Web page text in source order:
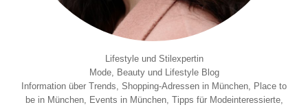
Lifestyle und Stilexpertin
Mode, Beauty und Lifestyle Blog
Information über Trends, Shopping-Adressen in München, Place to
be in München, Events in München, Tipps für Modeinteressierte,